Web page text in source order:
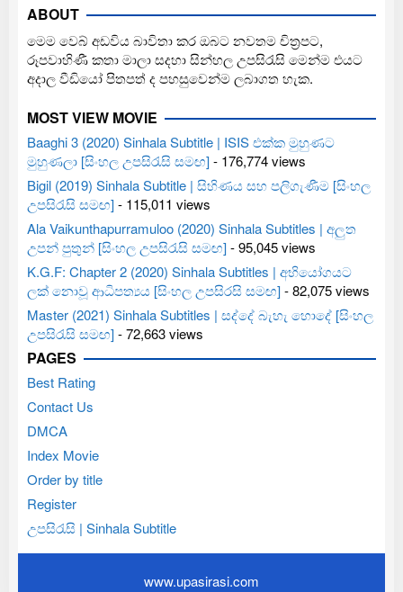
ABOUT
මෙම වෙබ් අඩවිය බාවිතා කර ඔබට නවතම චිත්‍රපට,
රූපවාහිණී කතා මාලා සදහා සින්හල උපසිරැසි මෙන්ම එයට
අදාල වීඩියෝ පිතපත් ද පහසුවෙන්ම ලබාගත හැක.
MOST VIEW MOVIE
Baaghi 3 (2020) Sinhala Subtitle | ISIS එක්ක මුහුණට
මුහුණලා [සිංහල උපසිරැසි සමඟ]- 176,774 views
Bigil (2019) Sinhala Subtitle | සිහිණය සහ පලිගැණීම [සිංහල
උපසිරැසි සමඟ]- 115,011 views
Ala Vaikunthapurramuloo (2020) Sinhala Subtitles | අලුත
උපන් පුතුන් [සිංහල උපසිරැසි සමඟ]- 95,045 views
K.G.F: Chapter 2 (2020) Sinhala Subtitles | අභියෝගයට
ලක් නොවූ ආධිපත්‍යය [සිංහල උපසිරසි සමඟ]- 82,075 views
Master (2021) Sinhala Subtitles | සද්දේ බැහැ හොදේ [සිංහල
උපසිරැසි සමඟ]- 72,663 views
PAGES
Best Rating
Contact Us
DMCA
Index Movie
Order by title
Register
උපසිරැසි | Sinhala Subtitle
www.upasirasi.com